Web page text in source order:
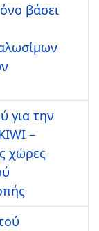
βάσει
για την
–
χώρες